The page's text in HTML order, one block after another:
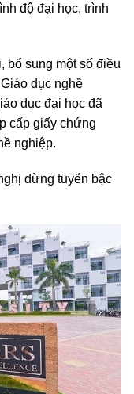
độ đại học, trình
bổ sung một số điều
dục nghề
dục đại học đã
cấp giấy chứng
nghiệp.
dừng tuyển bậc